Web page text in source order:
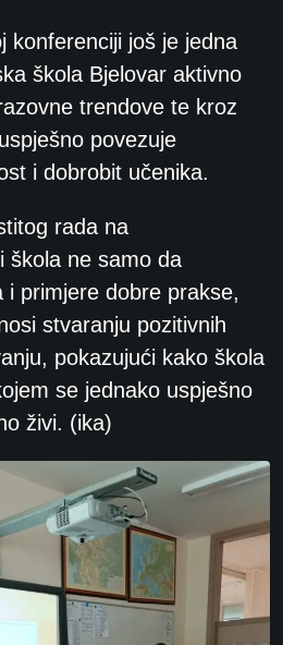
konferenciji još je jedna
škola Bjelovar aktivno
trendove te kroz
povezuje
i dobrobit učenika.
rada na
škola ne samo da
i primjere dobre prakse,
stvaranju pozitivnih
pokazujući kako škola
se jednako uspješno
živi. (ika)